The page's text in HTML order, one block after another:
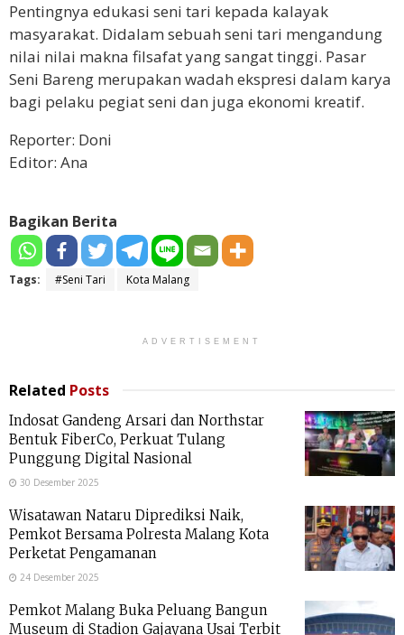
Pentingnya edukasi seni tari kepada kalayak
masyarakat. Didalam sebuah seni tari mengandung
nilai nilai makna filsafat yang sangat tinggi. Pasar
Seni Bareng merupakan wadah ekspresi dalam karya
bagi pelaku pegiat seni dan juga ekonomi kreatif.
Reporter: Doni
Editor: Ana
Bagikan Berita
Tags: #Seni Tari Kota Malang
ADVERTISEMENT
Related Posts
Indosat Gandeng Arsari dan Northstar
Bentuk FiberCo, Perkuat Tulang
Punggung Digital Nasional
30 Desember 2025
Wisatawan Nataru Diprediksi Naik,
Pemkot Bersama Polresta Malang Kota
Perketat Pengamanan
24 Desember 2025
Pemkot Malang Buka Peluang Bangun
Museum di Stadion Gajayana Usai Terbit